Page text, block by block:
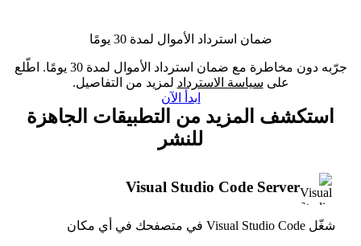
ضمان استرداد الأموال لمدة 30 يومًا
جرّبه دون مخاطرة مع ضمان استرداد الأموال لمدة 30 يومًا. اطّلع
على سياسة الاسترداد لمزيد من التفاصيل.
ابدأ الآن
استكشف المزيد من التطبيقات الجاهزة
للنشر
Visual Studio Code Server
شغّل Visual Studio Code في متصفحك في أي مكان